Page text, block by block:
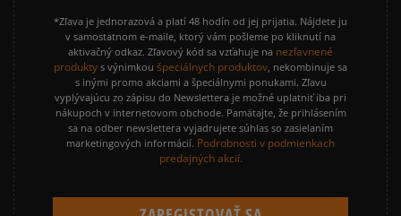
*Zľava je jednorazová a platí 48 hodín od jej prijatia. Nájdete ju
v samostatnom e-maile, ktorý vám pošleme po kliknutí na
aktivačný odkaz. Zľavový kód sa vzťahuje na nezľavnené
produkty s výnimkou špeciálnych produktov, nekombinuje sa
s inými promo akciami a špeciálnymi ponukami. Zľavu
vyplývajúcu zo zápisu do Newslettera je možné uplatniť iba pri
nákupoch v internetovom obchode. Pamätajte, že prihlásením
sa na odber newslettera vyjadrujete súhlas so zasielaním
marketingových informácií. Podrobnosti v podmienkach
predajných akcií.